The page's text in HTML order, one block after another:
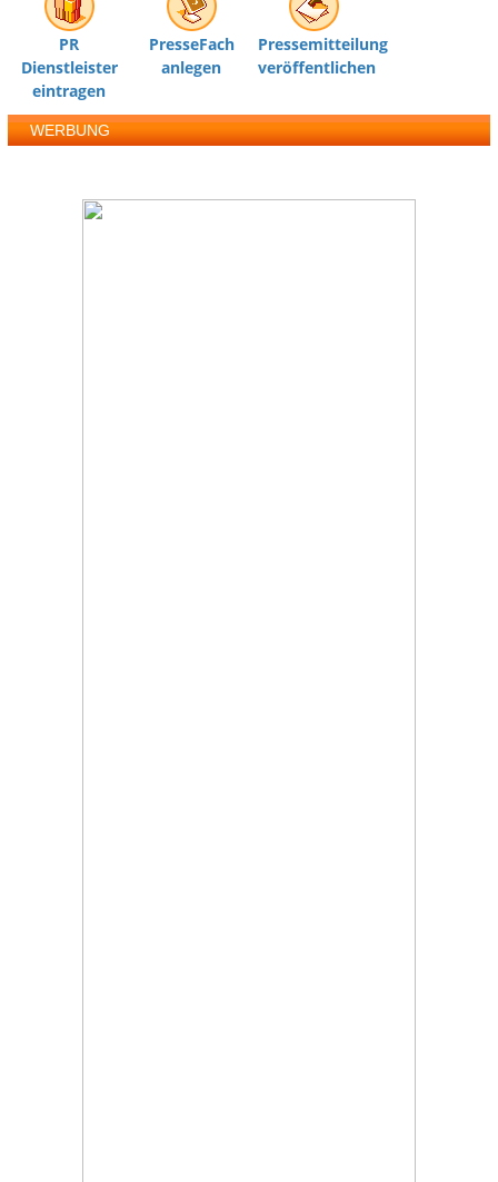
PR
Dienstleister
eintragen
PresseFach
anlegen
Pressemitteilung
veröffentlichen
WERBUNG